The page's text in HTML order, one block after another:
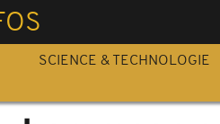
SCIENCE & TECHNOLOGIE